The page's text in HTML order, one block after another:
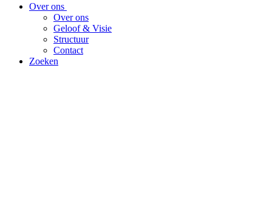
Over ons
Over ons
Geloof & Visie
Structuur
Contact
Zoeken